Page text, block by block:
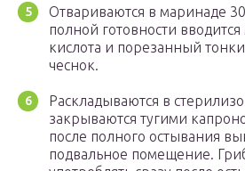
Отвариваются в маринаде
полной готовности
кислота и порезанный
чеснок.
Раскладываются в
закрываются тугими
после полного остывания
подвальное помещение.